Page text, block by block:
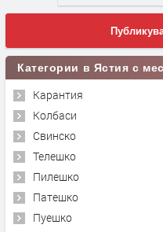
Категории в Ястия с
Карантия
Колбаси
Свинско
Телешко
Пилешко
Патешко
Пуешко